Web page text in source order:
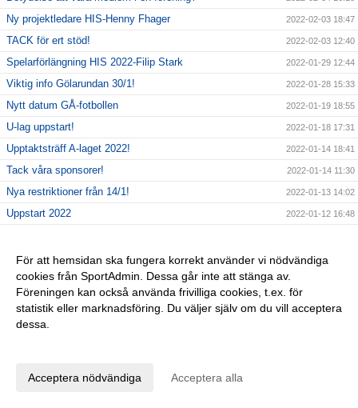
Ny projektledare HIS-Henny Fhager 2022-02-03 18:47
TACK för ert stöd! 2022-02-03 12:40
Spelarförlängning HIS 2022-Filip Stark 2022-01-29 12:44
Viktig info Gölarundan 30/1! 2022-01-28 15:33
Nytt datum GÅ-fotbollen 2022-01-19 18:55
U-lag uppstart! 2022-01-18 17:31
Upptaktsträff A-laget 2022! 2022-01-14 18:41
Tack våra sponsorer! 2022-01-14 11:30
Nya restriktioner från 14/1! 2022-01-13 14:02
Uppstart 2022 2022-01-12 16:48
Gott Nytt År! 2021-12-31 15:19
BingoLotto Nyårsbingo 2021-12-27 12:10
Nyförvärv HIS 2022-Andreas Särnby
Obs ingen Gölarunda 26/12!
BingoLotter Uppesittarkvällen
För att hemsidan ska fungera korrekt använder vi nödvändiga
cookies från SportAdmin. Dessa går inte att stänga av.
Föreningen kan också använda frivilliga cookies, t.ex. för
statistik eller marknadsföring. Du väljer själv om du vill acceptera
dessa.
Acceptera nödvändiga Acceptera alla